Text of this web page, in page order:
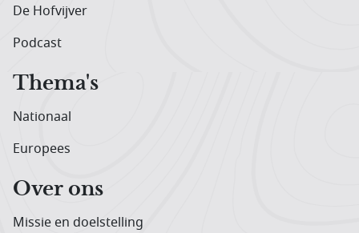
De Hofvijver
Podcast
Thema's
Nationaal
Europees
Over ons
Missie en doelstelling